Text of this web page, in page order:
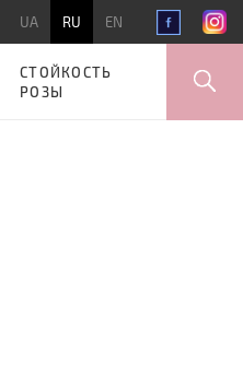
UA RU EN
СТОЙКОСТЬ
РОЗЫ